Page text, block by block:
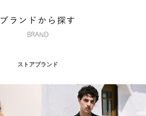
ブランドから探す
BRAND
ストアブランド